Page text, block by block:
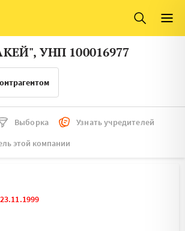
Литва
УНП 100016977
Выборка
Узнать учредителей
этой компании